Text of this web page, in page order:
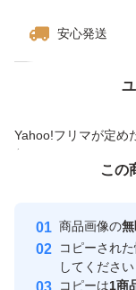
種類...チョコレー
特徴...アウトレッ
パッケージ...大容
安心発送
Yahoo!フリマが定め
付与しています
安心取引出品者
取引実績
価格の相
この
商品画像の
コピーされ
してください
コピーは1商
この商品をみてい